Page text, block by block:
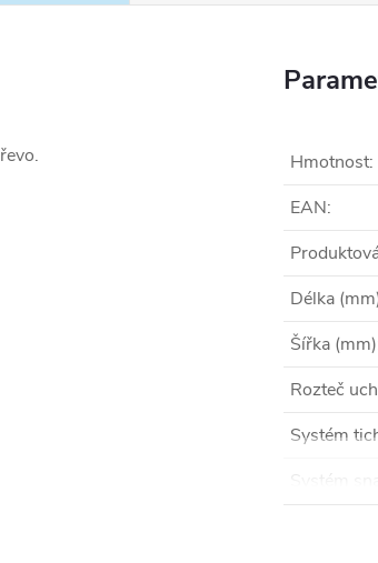
Hmotnost:
EAN:
Délka
Šířka (mm)
Rozteč
Systém
Systém